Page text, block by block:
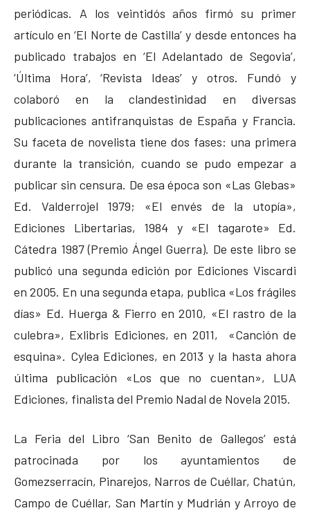
periódicas. A los veintidós años firmó su primer
artículo en ‘El Norte de Castilla’ y desde entonces ha
publicado trabajos en ‘El Adelantado de Segovia’,
‘Última Hora’, ‘Revista Ideas’ y otros. Fundó y
colaboró en la clandestinidad en diversas
publicaciones antifranquistas de España y Francia.
Su faceta de novelista tiene dos fases: una primera
durante la transición, cuando se pudo empezar a
publicar sin censura. De esa época son «Las Glebas»
Ed. Valderrojel 1979; «El envés de la utopía»,
Ediciones Libertarias, 1984 y «El tagarote» Ed.
Cátedra 1987 (Premio Ángel Guerra). De este libro se
publicó una segunda edición por Ediciones Viscardi
en 2005. En una segunda etapa, publica «Los frágiles
días» Ed. Huerga & Fierro en 2010, «El rastro de la
culebra», Exlibris Ediciones, en 2011, «Canción de
esquina». Cylea Ediciones, en 2013 y la hasta ahora
última publicación «Los que no cuentan», LUA
Ediciones, finalista del Premio Nadal de Novela 2015.
La Feria del Libro ‘San Benito de Gallegos’ está
patrocinada por los ayuntamientos de
Gomezserracín, Pinarejos, Narros de Cuéllar, Chatún,
Campo de Cuéllar, San Martín y Mudrián y Arroyo de